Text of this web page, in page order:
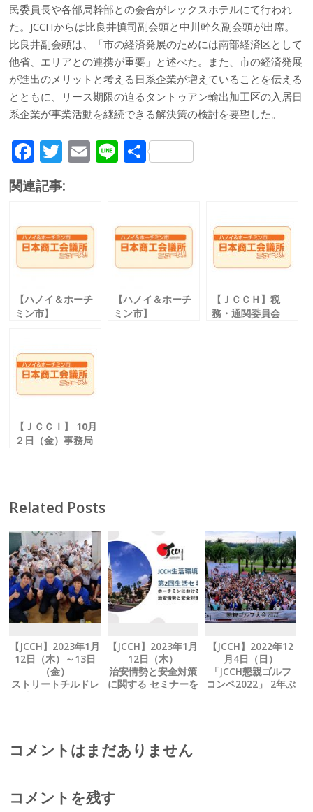
民委員長や各部局幹部との会合がレックスホテルにて行われ
た。JCCHからは比良井慎司副会頭と中川幹久副会頭が出席。
比良井副会頭は、「市の経済発展のためには南部経済区として
他省、エリアとの連携が重要」と述べた。また、市の経済発展
が進出のメリットと考える日系企業が増えていることを伝える
とともに、リース期限の迫るタントゥアン輸出加工区の入居日
系企業が事業活動を継続できる解決策の検討を要望した。
F
ac
e
b
o
o
T
itt
er
E
l
Li 共
関連記事:
【ハノイ＆ホーチ
ミン市】
【ハノイ＆ホーチ
ミン市】
【ＪＣＣＨ】税
務・通関委員会
【ＪＣＣＩ】 10月
２日（金）事務局
Related Posts
【JCCH】2023年1月
12日（木）～13日
（金）
ストリートチルドレ
【JCCH】2023年1月
12日（木）
治安情勢と安全対策
に関する セミナーを
【JCCH】2022年12
月4日（日）
「JCCH懇親ゴルフ
コンペ2022」 2年ぶ
コメントはまだありません
コメントを残す